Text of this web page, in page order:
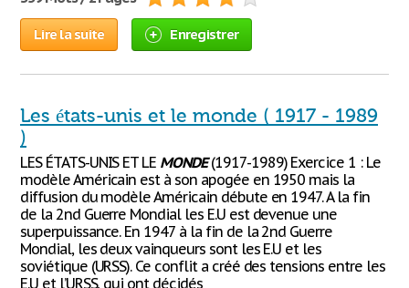
Lire la suite Enregistrer
Les états-unis et le monde ( 1917 - 1989
)
LES ÉTATS-UNIS ET LE MONDE(1917-1989) Exercice 1 : Le
modèle Américain est à son apogée en 1950 mais la
diffusion du modèle Américain débute en 1947. A la fin
de la 2nd Guerre Mondial les E.U est devenue une
superpuissance. En 1947 à la fin de la 2nd Guerre
Mondial, les deux vainqueurs sont les E.U et les
soviétique (URSS). Ce conflit a créé des tensions entre les
E.U et l’URSS, qui ont décidés